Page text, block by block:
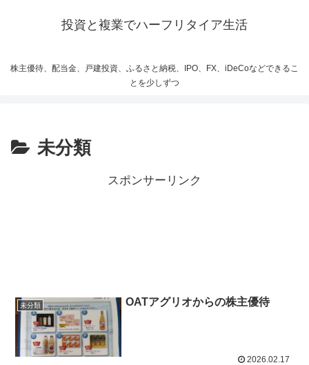
投資と複業でハーフリタイア生活
株主優待、配当金、戸建投資、ふるさと納税、IPO、FX、iDeCoなどできるこ
とを少しずつ
未分類
スポンサーリンク
未分類 OATアグリオからの株主優待
2026.02.17